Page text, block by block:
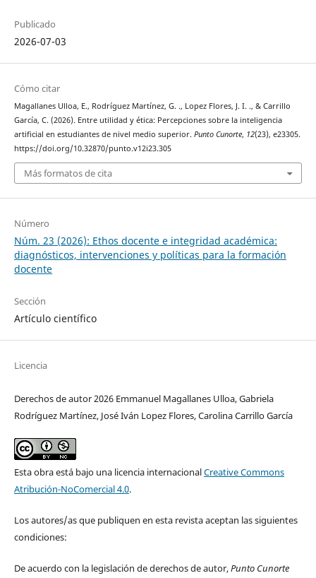
Publicado
2026-07-03
Cómo citar
Magallanes Ulloa, E., Rodríguez Martínez, G. ., Lopez Flores, J. I. ., & Carrillo
García, C. (2026). Entre utilidad y ética: Percepciones sobre la inteligencia
artificial en estudiantes de nivel medio superior. Punto Cunorte, 12(23), e23305.
https://doi.org/10.32870/punto.v12i23.305
Más formatos de cita
Número
Núm. 23 (2026): Ethos docente e integridad académica:
diagnósticos, intervenciones y políticas para la formación
docente
Sección
Artículo científico
Licencia
Derechos de autor 2026 Emmanuel Magallanes Ulloa, Gabriela
Rodríguez Martínez, José Iván Lopez Flores, Carolina Carrillo García
Esta obra está bajo una licencia internacionalCreative Commons
Atribución-NoComercial 4.0.
Los autores/as que publiquen en esta revista aceptan las siguientes
condiciones:
De acuerdo con la legislación de derechos de autor,Punto Cunorte